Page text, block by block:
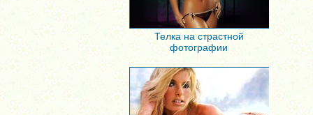
Телка на страстной
фотографии